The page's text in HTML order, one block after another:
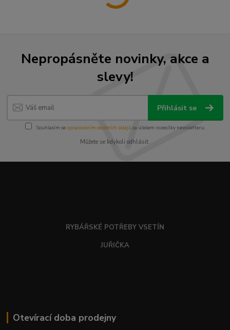
Nepropásněte novinky, akce a
slevy!
Přihlásit se
Souhlasím se zpracováním osobních údajůza účelem rozesílky newsletteru.
Můžete se kdykoli odhlásit.
RYBÁŘSKÉ POTŘEBY VSETÍN
JUŘIČKA
Otevírací doba prodejny